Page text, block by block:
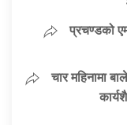
प्रचण्डको
चार महिनामा